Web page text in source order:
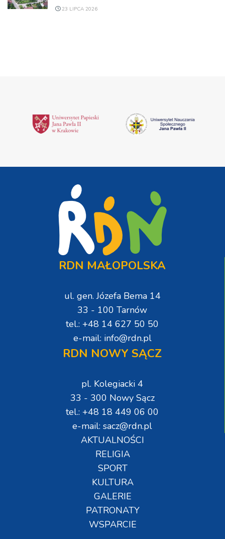
23 LIPCA 2026
RDN MAŁOPOLSKA
ul. gen. Józefa Bema 14
33 - 100 Tarnów
tel.: +48 14 627 50 50
e-mail: info@rdn.pl
RDN NOWY SĄCZ
pl. Kolegiacki 4
33 - 300 Nowy Sącz
tel.: +48 18 449 06 00
e-mail: sacz@rdn.pl
AKTUALNOŚCI
RELIGIA
SPORT
KULTURA
GALERIE
PATRONATY
WSPARCIE